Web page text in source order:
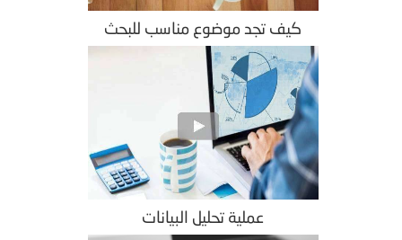
كيف تجد موضوع مناسب للبحث
عملية تحليل البيانات